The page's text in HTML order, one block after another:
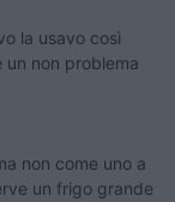
la usavo così
non problema
non come uno a
un frigo grande